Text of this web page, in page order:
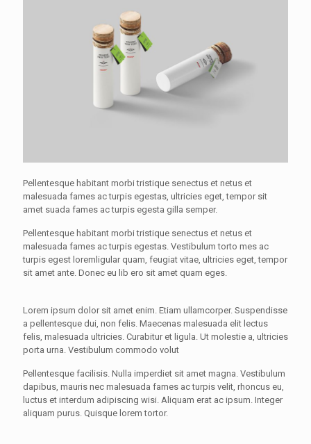
Pellentesque habitant morbi tristique senectus et netus et
malesuada fames ac turpis egestas, ultricies eget, tempor sit
amet suada fames ac turpis egesta gilla semper.
Pellentesque habitant morbi tristique senectus et netus et
malesuada fames ac turpis egestas. Vestibulum torto mes ac
turpis egest loremligular quam, feugiat vitae, ultricies eget, tempor
sit amet ante. Donec eu lib ero sit amet quam eges.
Lorem ipsum dolor sit amet enim. Etiam ullamcorper. Suspendisse
a pellentesque dui, non felis. Maecenas malesuada elit lectus
felis, malesuada ultricies. Curabitur et ligula. Ut molestie a, ultricies
porta urna. Vestibulum commodo volut
Pellentesque facilisis. Nulla imperdiet sit amet magna. Vestibulum
dapibus, mauris nec malesuada fames ac turpis velit, rhoncus eu,
luctus et interdum adipiscing wisi. Aliquam erat ac ipsum. Integer
aliquam purus. Quisque lorem tortor.